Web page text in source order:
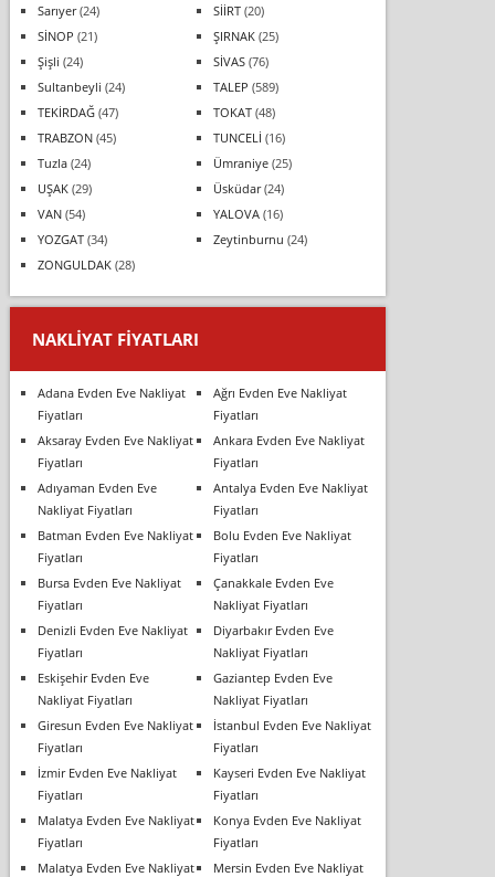
Sarıyer(24) SİİRT(20)
SİNOP (21) ŞIRNAK(25)
Şişli (24) SİVAS(76)
Sultanbeyli (24) TALEP (589)
TEKİRDAĞ(47) TOKAT(48)
TRABZON(45) TUNCELİ (16)
Tuzla(24) Ümraniye(25)
UŞAK(29) Üsküdar(24)
VAN(54) YALOVA(16)
YOZGAT(34) Zeytinburnu (24)
ZONGULDAK(28)
NAKLIYAT FIYATLARI
Adana Evden Eve Nakliyat
Fiyatları
Ağrı Evden Eve Nakliyat
Fiyatları
Aksaray Evden Eve Nakliyat
Fiyatları
Ankara Evden Eve Nakliyat
Fiyatları
Adıyaman Evden Eve
Nakliyat Fiyatları
Antalya Evden Eve Nakliyat
Fiyatları
Batman Evden Eve Nakliyat
Fiyatları
Bolu Evden Eve Nakliyat
Fiyatları
Bursa Evden Eve Nakliyat
Fiyatları
Çanakkale Evden Eve
Nakliyat Fiyatları
Denizli Evden Eve Nakliyat
Fiyatları
Diyarbakır Evden Eve
Nakliyat Fiyatları
Eskişehir Evden Eve
Nakliyat Fiyatları
Gaziantep Evden Eve
Nakliyat Fiyatları
Giresun Evden Eve Nakliyat
Fiyatları
İstanbul Evden Eve Nakliyat
Fiyatları
İzmir Evden Eve Nakliyat
Fiyatları
Kayseri Evden Eve Nakliyat
Fiyatları
Malatya Evden Eve Nakliyat
Fiyatları
Konya Evden Eve Nakliyat
Fiyatları
Malatya Evden Eve Nakliyat
Mersin Evden Eve Nakliyat